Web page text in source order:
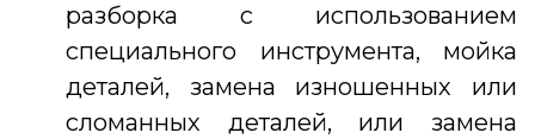
разборка с использованием
специального инструмента, мойка
деталей, замена изношенных или
сломанных деталей, или замена